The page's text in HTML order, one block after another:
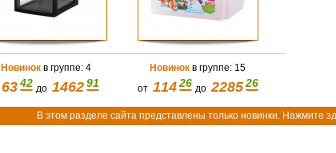
Новинок в группе: 4
63 42до 1462 91
Новинокв группе: 15
от 114 26до2285 26
В этом разделе сайта представлены только новинки. Нажмите